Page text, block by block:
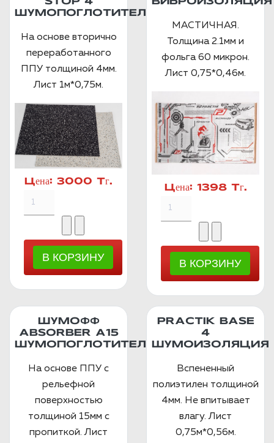
STOP 4
ШУМОПОГЛОТИТЕЛЬ
На основе вторично
переработанного
ППУ толщиной 4мм.
Лист 1м*0,75м.
Цена: 3000 Тг.
ВИБРОИЗОЛЯЦИЯ
МАСТИЧНАЯ.
Толщина 2.1мм и
фольга 60 микрон.
Лист 0,75*0,46м.
Цена: 1398 Тг.
ШУМОФФ
ABSORBER А15
ШУМОПОГЛОТИТЕЛЬ
На основе ППУ с
рельефной
поверхностью
толщиной 15мм с
пропиткой. Лист
PRACTIK BASE
4
ШУМОИЗОЛЯЦИЯ
Вспененный
полиэтилен толщиной
4мм. Не впитывает
влагу. Лист
0,75м*0,56м.